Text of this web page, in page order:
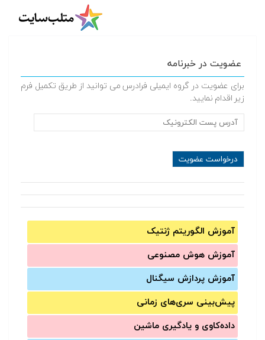
عضویت در خبرنامه
برای عضویت در گروه ایمیلی فرادرس می توانید از طریق تکمیل فرم
زیر اقدام نمایید.
آموزش الگوریتم ژنتیک
آموزش‌ هوش مصنوعی
آموزش‌ پردازش سیگنال
پیش‌‌بینی سری‌‌های زمانی
داده‌کاوی و یادگیری ماشین